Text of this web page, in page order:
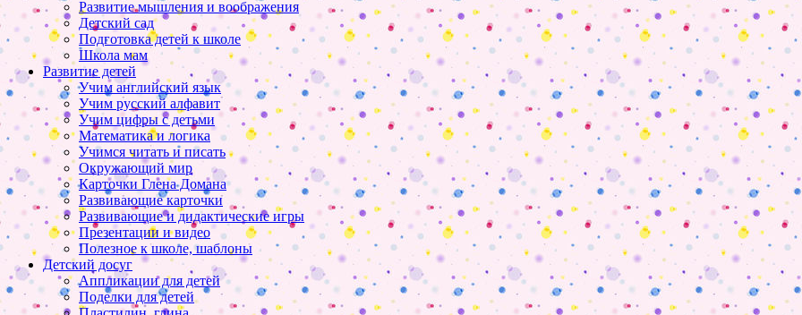
Развитие мышления и воображения
Детский сад
Подготовка детей к школе
Школа мам
Развитие детей
Учим английский язык
Учим русский алфавит
Учим цифры с детьми
Математика и логика
Учимся читать и писать
Окружающий мир
Карточки Глена Домана
Развивающие карточки
Развивающие и дидактические игры
Презентации и видео
Полезное к школе, шаблоны
Детский досуг
Аппликации для детей
Поделки для детей